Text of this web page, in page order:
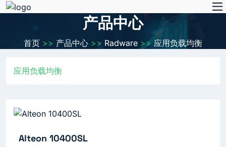
产品中心
首页 >> 产品中心 >> Radware >> 应用负载均衡
应用负载均衡
Alteon 10400SL